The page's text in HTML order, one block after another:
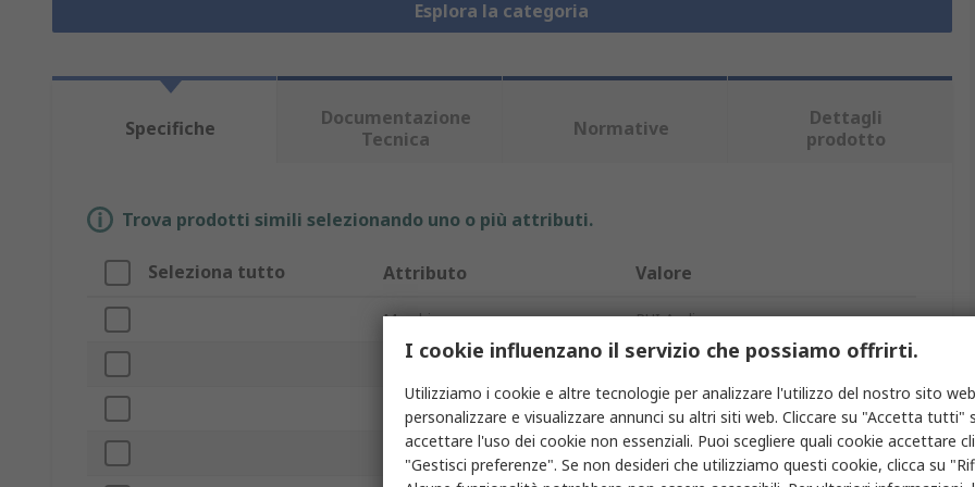
Esplora la categoria
Specifiche
Documentazione
Tecnica
Normative
Dettagli
prodotto
Trova prodotti simili selezionando uno o più attributi.
Seleziona tutto Attributo Valore
Marchio PUI Audio
Resistenza bobina 8Ω
Tipo prodotto Altoparlante miniaturizzato
Sottotipo Altoparlante miniaturizzato
I cookie influenzano il servizio che possiamo offrirti.
Utilizziamo i cookie e altre tecnologie per analizzare l'utilizzo del nostro sito
personalizzare e visualizzare annunci su altri siti web. Cliccare su "Accetta tutti"
accettare l'uso dei cookie non essenziali. Puoi scegliere quali cookie accettare
"Gestisci preferenze". Se non desideri che utilizziamo questi cookie, clicca su